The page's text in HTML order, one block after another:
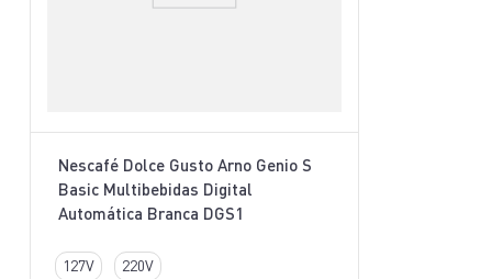
Nescafé Dolce Gusto Arno Genio S
Basic Multibebidas Digital
Automática Branca DGS1
127V 220V